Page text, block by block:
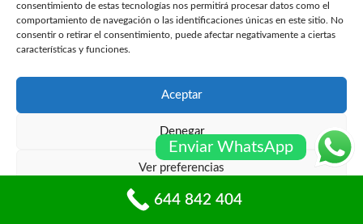
consentimiento de estas tecnologías nos permitirá procesar datos como el
comportamiento de navegación o las identificaciones únicas en este sitio. No
consentir o retirar el consentimiento, puede afectar negativamente a ciertas
características y funciones.
Aceptar
Denegar
Ver preferencias
Política de cookiesPolíticas de privacidad
Nombre*
Enviar WhatsApp
644 842 404